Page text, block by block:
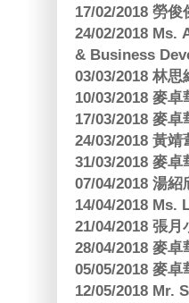
17/02/2018 勞
24/02/2018 Ms.
& Business
03/03/2018 林
10/03/2018 麥
17/03/2018 麥
24/03/2018 黃
31/03/2018 麥
07/04/2018 湯
14/04/2018
21/04/2018 張
28/04/2018 麥
05/05/2018 麥
12/05/2018 Mr.